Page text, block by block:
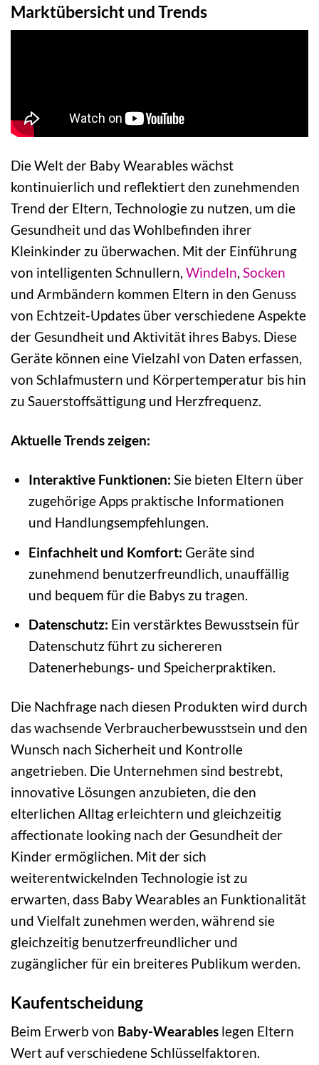
Marktübersicht und Trends
Die Welt der Baby Wearables wächst
kontinuierlich und reflektiert den zunehmenden
Trend der Eltern, Technologie zu nutzen, um die
Gesundheit und das Wohlbefinden ihrer
Kleinkinder zu überwachen. Mit der Einführung
von intelligenten Schnullern, Windeln, Socken
und Armbändern kommen Eltern in den Genuss
von Echtzeit-Updates über verschiedene Aspekte
der Gesundheit und Aktivität ihres Babys. Diese
Geräte können eine Vielzahl von Daten erfassen,
von Schlafmustern und Körpertemperatur bis hin
zu Sauerstoffsättigung und Herzfrequenz.
Aktuelle Trends zeigen:
Interaktive Funktionen: Sie bieten Eltern über
zugehörige Apps praktische Informationen
und Handlungsempfehlungen.
Einfachheit und Komfort: Geräte sind
zunehmend benutzerfreundlich, unauffällig
und bequem für die Babys zu tragen.
Datenschutz: Ein verstärktes Bewusstsein für
Datenschutz führt zu sichereren
Datenerhebungs- und Speicherpraktiken.
Die Nachfrage nach diesen Produkten wird durch
das wachsende Verbraucherbewusstsein und den
Wunsch nach Sicherheit und Kontrolle
angetrieben. Die Unternehmen sind bestrebt,
innovative Lösungen anzubieten, die den
elterlichen Alltag erleichtern und gleichzeitig
affectionate looking nach der Gesundheit der
Kinder ermöglichen. Mit der sich
weiterentwickelnden Technologie ist zu
erwarten, dass Baby Wearables an Funktionalität
und Vielfalt zunehmen werden, während sie
gleichzeitig benutzerfreundlicher und
zugänglicher für ein breiteres Publikum werden.
Kaufentscheidung
Beim Erwerb von Baby-Wearables legen Eltern
Wert auf verschiedene Schlüsselfaktoren.